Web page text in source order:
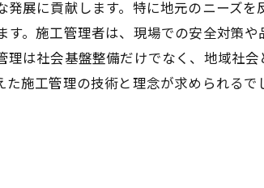
展に貢献します。特に地元のニーズ
。施工管理者は、現場での安全対策
は社会基盤整備だけでなく、地域社
施工管理の技術と理念が求められるで